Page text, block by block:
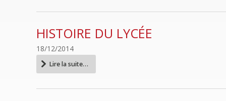
personne
HISTOIRE DU LYCÉE
18/12/2014
Histoire
du
-
Lire la suite…